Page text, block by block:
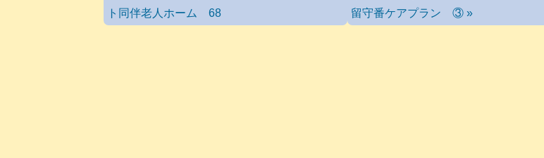
ト同伴老人ホーム 68
留守番ケアプラン ③ »